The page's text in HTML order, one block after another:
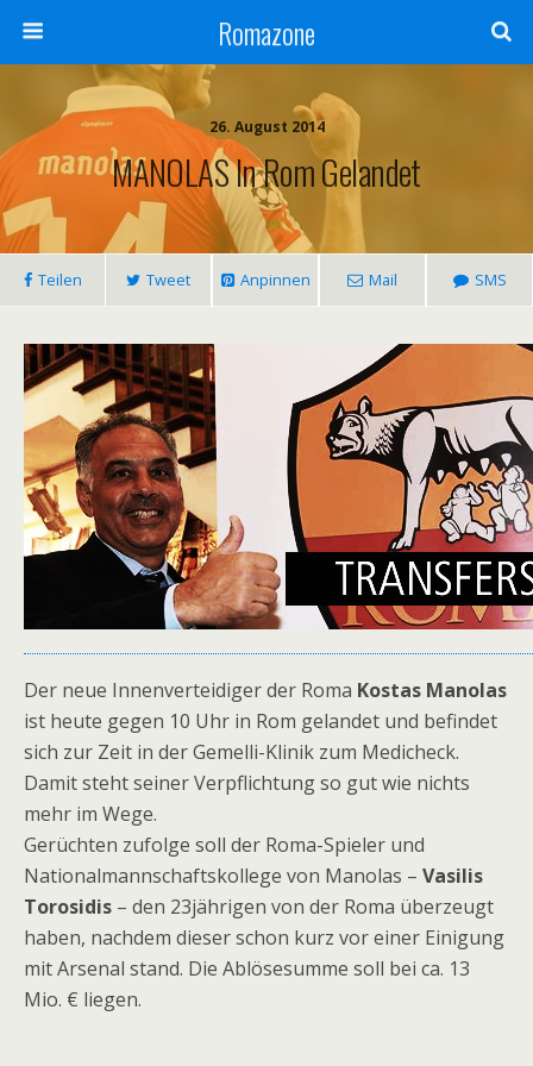
Romazone
26. August 2014
MANOLAS In Rom Gelandet
Teilen Tweet Anpinnen Mail SMS
Der neue Innenverteidiger der Roma Kostas Manolas
ist heute gegen 10 Uhr in Rom gelandet und befindet
sich zur Zeit in der Gemelli-Klinik zum Medicheck.
Damit steht seiner Verpflichtung so gut wie nichts
mehr im Wege.
Gerüchten zufolge soll der Roma-Spieler und
Nationalmannschaftskollege von Manolas – Vasilis
Torosidis – den 23jährigen von der Roma überzeugt
haben, nachdem dieser schon kurz vor einer Einigung
mit Arsenal stand. Die Ablösesumme soll bei ca. 13
Mio. € liegen.